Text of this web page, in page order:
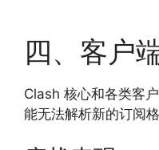
四、客户
Clash 核心和各类客
能无法解析新的订阅格